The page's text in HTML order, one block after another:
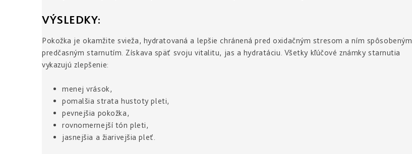
VÝSLEDKY:
Pokožka je okamžite svieža, hydratovaná a lepšie chránená pred oxidačným stresom a ním spôsobeným
predčasným starnutím. Získava späť svoju vitalitu, jas a hydratáciu. Všetky kľúčové známky starnutia
vykazujú zlepšenie:
menej vrások,
pomalšia strata hustoty pleti,
pevnejšia pokožka,
rovnomernejší tón pleti,
jasnejšia a žiarivejšia pleť.